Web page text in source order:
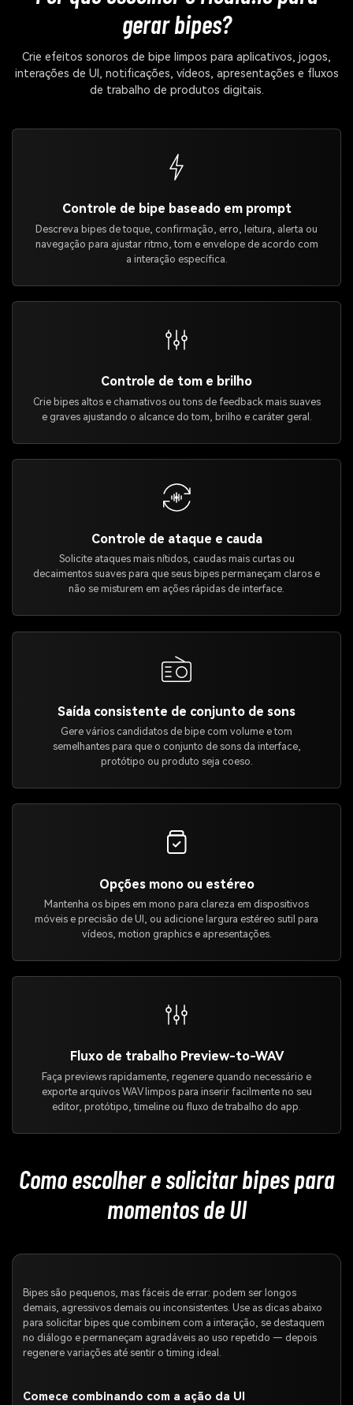
gerar bipes?
Crie efeitos sonoros de bipe limpos para aplicativos, jogos,
interações de UI, notificações, vídeos, apresentações e fluxos
de trabalho de produtos digitais.
Controle de bipe baseado em prompt
Descreva bipes de toque, confirmação, erro, leitura, alerta ou
navegação para ajustar ritmo, tom e envelope de acordo com
a interação específica.
Controle de tom e brilho
Crie bipes altos e chamativos ou tons de feedback mais suaves
e graves ajustando o alcance do tom, brilho e caráter geral.
Controle de ataque e cauda
Solicite ataques mais nítidos, caudas mais curtas ou
decaimentos suaves para que seus bipes permaneçam claros e
não se misturem em ações rápidas de interface.
Saída consistente de conjunto de sons
Gere vários candidatos de bipe com volume e tom
semelhantes para que o conjunto de sons da interface,
protótipo ou produto seja coeso.
Opções mono ou estéreo
Mantenha os bipes em mono para clareza em dispositivos
móveis e precisão de UI, ou adicione largura estéreo sutil para
vídeos, motion graphics e apresentações.
Fluxo de trabalho Preview-to-WAV
Faça previews rapidamente, regenere quando necessário e
exporte arquivos WAV limpos para inserir facilmente no seu
editor, protótipo, timeline ou fluxo de trabalho do app.
Como escolher e solicitar bipes para
momentos de UI
Bipes são pequenos, mas fáceis de errar: podem ser longos
demais, agressivos demais ou inconsistentes. Use as dicas abaixo
para solicitar bipes que combinem com a interação, se destaquem
no diálogo e permaneçam agradáveis ao uso repetido — depois
regenere variações até sentir o timing ideal.
Comece combinando com a ação da UI